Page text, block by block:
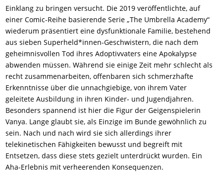
Einklang zu bringen versucht. Die 2019 veröffentlichte, auf
einer Comic-Reihe basierende Serie „The Umbrella Academy“
wiederum präsentiert eine dysfunktionale Familie, bestehend
aus sieben Superheld*innen-Geschwistern, die nach dem
geheimnisvollen Tod ihres Adoptivvaters eine Apokalypse
abwenden müssen. Während sie einige Zeit mehr schlecht als
recht zusammenarbeiten, offenbaren sich schmerzhafte
Erkenntnisse über die unnachgiebige, von ihrem Vater
geleitete Ausbildung in ihren Kinder- und Jugendjahren.
Besonders spannend ist hier die Figur der Geigenspielerin
Vanya. Lange glaubt sie, als Einzige im Bunde gewöhnlich zu
sein. Nach und nach wird sie sich allerdings ihrer
telekinetischen Fähigkeiten bewusst und begreift mit
Entsetzen, dass diese stets gezielt unterdrückt wurden. Ein
Aha-Erlebnis mit verheerenden Konsequenzen.